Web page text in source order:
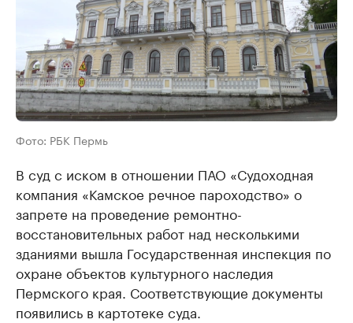
Фото: РБК Пермь
В суд с иском в отношении ПАО «Судоходная
компания «Камское речное пароходство» о
запрете на проведение ремонтно-
восстановительных работ над несколькими
зданиями вышла Государственная инспекция по
охране объектов культурного наследия
Пермского края. Соответствующие документы
появились в картотеке суда.